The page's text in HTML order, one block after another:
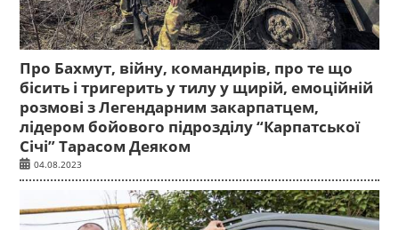
Про Бахмут, війну, командирів, про те що
бісить і тригерить у тилу у щирій, емоційній
розмові з Легендарним закарпатцем,
лідером бойового підрозділу “Карпатської
Січі” Тарасом Деяком
04.08.2023